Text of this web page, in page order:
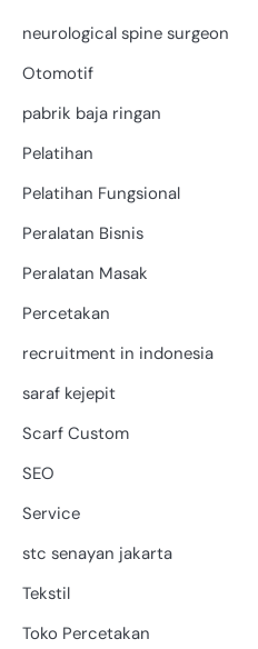
neurological spine surgeon
Otomotif
pabrik baja ringan
Pelatihan
Pelatihan Fungsional
Peralatan Bisnis
Peralatan Masak
Percetakan
recruitment in indonesia
saraf kejepit
Scarf Custom
SEO
Service
stc senayan jakarta
Tekstil
Toko Percetakan